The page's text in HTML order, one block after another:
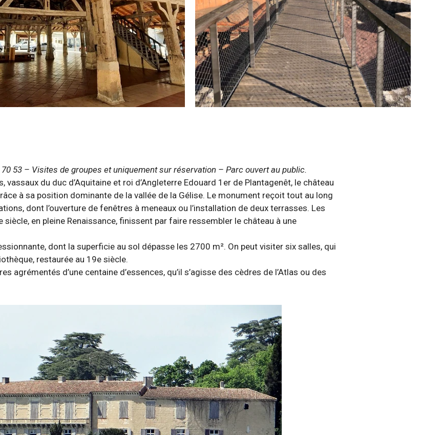
53 – Visites de groupes et uniquement sur réservation – Parc ouvert au public.
du duc d’Aquitaine et roi d’Angleterre Edouard 1er de Plantagenêt, le château
à sa position dominante de la vallée de la Gélise. Le monument reçoit tout au long
dont l’ouverture de fenêtres à meneaux ou l’installation de deux terrasses. Les
en pleine Renaissance, finissent par faire ressembler le château à une
dont la superficie au sol dépasse les 2700 m². On peut visiter six salles, qui
restaurée au 19e siècle.
agrémentés d’une centaine d’essences, qu’il s’agisse des cèdres de l’Atlas ou des